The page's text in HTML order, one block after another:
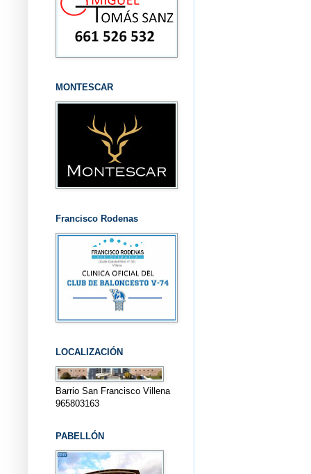
MONTESCAR
Francisco Rodenas
LOCALIZACIÓN
Barrio San Francisco Villena
965803163
PABELLÓN